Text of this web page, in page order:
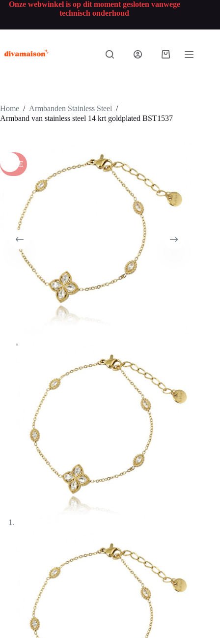
Onze webwinkel is op dit moment gesloten vanwege
technisch onderhoud
Home / Armbanden Stainless Steel /
Armband van stainless steel 14 krt goldplated BST1537
SALE